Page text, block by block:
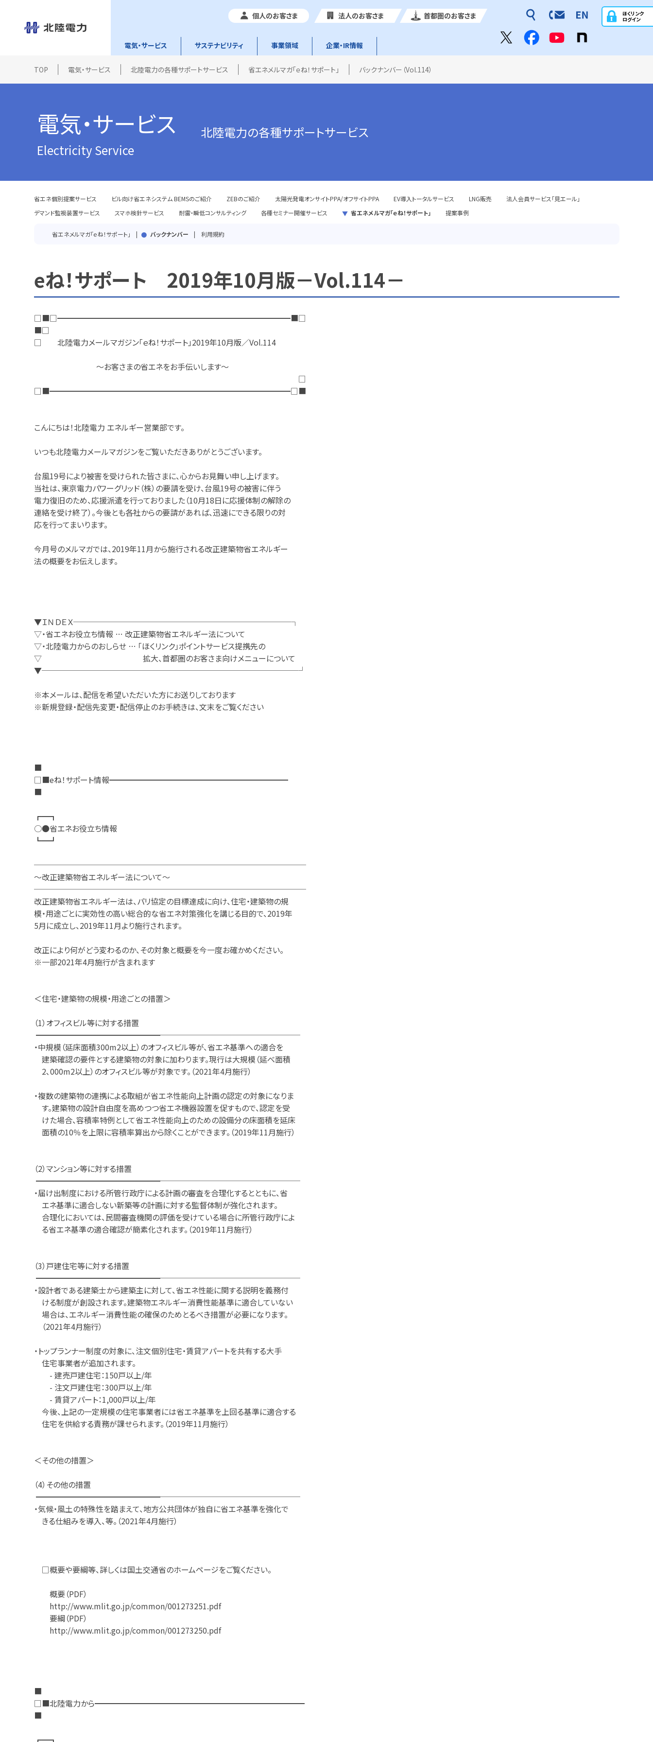
個人のお客さま 法人のお客さま 首都圏のお客さま
電気・サービス サステナビリティ 事業領域 企業・IR情報
ほくリンク
ログイン
TOP 電気・サービス 北陸電力の各種サポートサービス 省エネメルマガ「ｅね！サポート」 バックナンバー（Vol.114）
電気・サービス
Electricity Service
北陸電力の各種サポートサービス
省エネ個別提案サービス ビル向け省エネシステム BEMSのご紹介 ZEBのご紹介 太陽光発電オンサイトPPA/オフサイトPPA EV導入トータルサービス LNG販売
法人会員サービス「見エール」
デマンド監視装置サービス
スマホ検針サービス 耐雷・瞬低コンサルティング 各種セミナー開催サービス 省エネメルマガ「ｅね！サポート」 提案事例
省エネメルマガ「ｅね！サポート」 バックナンバー 利用規約
eね！サポート 2019年10月版－Vol.114－
□■□━━━━━━━━━━━━━━━━━━━━━━━━━━━━━━■□
■□
□ 北陸電力メールマガジン「ｅね！サポート」2019年10月版／Vol.114
～お客さまの省エネをお手伝いします～
□
□■━━━━━━━━━━━━━━━━━━━━━━━━━━━━━━━□■
こんにちは！北陸電力 エネルギー営業部です。
いつも北陸電力メールマガジンをご覧いただきありがとうございます。
台風19号により被害を受けられた皆さまに、心からお見舞い申し上げます。
当社は、東京電力パワーグリッド（株）の要請を受け、台風19号の被害に伴う
電力復旧のため、応援派遣を行っておりました（10月18日に応援体制の解除の
連絡を受け終了）。今後とも各社からの要請があれば、迅速にできる限りの対
応を行ってまいります。
今月号のメルマガでは、2019年11月から施行される改正建築物省エネルギー
法の概要をお伝えします。
▼ＩＮＤＥＸ────────────────────────────┐
▽・省エネお役立ち情報 … 改正建築物省エネルギー法について
▽・北陸電力からのおしらせ … 「ほくリンク」ポイントサービス提携先の
▽ 拡大、首都圏のお客さま向けメニューについて
▼─────────────────────────────────┘
※本メールは、配信を希望いただいた方にお送りしております
※新規登録・配信先変更・配信停止のお手続きは、文末をご覧ください
■
□■eね！サポート情報━━━━━━━━━━━━━━━━━━━━━━━
■
┏━┓
○●省エネお役立ち情報
┗━┛
───────────────────────────────────
～改正建築物省エネルギー法について～
───────────────────────────────────
改正建築物省エネルギー法は、パリ協定の目標達成に向け、住宅・建築物の規
模・用途ごとに実効性の高い総合的な省エネ対策強化を講じる目的で、2019年
5月に成立し、2019年11月より施行されます。
改正により何がどう変わるのか、その対象と概要を今一度お確かめください。
※一部2021年4月施行が含まれます
＜住宅・建築物の規模・用途ごとの措置＞
（1）オフィスビル等に対する措置
━━━━━━━━━━━━━━━━──────────────────
・中規模（延床面積300m2以上）のオフィスビル等が、省エネ基準への適合を
建築確認の要件とする建築物の対象に加わります。現行は大規模（延べ面積
2､000m2以上）のオフィスビル等が対象です。（2021年4月施行）
・複数の建築物の連携による取組が省エネ性能向上計画の認定の対象になりま
す。建築物の設計自由度を高めつつ省エネ機器設置を促すもので、認定を受
けた場合、容積率特例として省エネ性能向上のための設備分の床面積を延床
面積の10％を上限に容積率算出から除くことができます。（2019年11月施行）
（2）マンション等に対する措置
━━━━━━━━━━━━━━━━──────────────────
・届け出制度における所管行政庁による計画の審査を合理化するとともに、省
エネ基準に適合しない新築等の計画に対する監督体制が強化されます。
合理化においては、民間審査機関の評価を受けている場合に所管行政庁によ
る省エネ基準の適合確認が簡素化されます。（2019年11月施行）
（3）戸建住宅等に対する措置
━━━━━━━━━━━━━━━━──────────────────
・設計者である建築士から建築主に対して、省エネ性能に関する説明を義務付
ける制度が創設されます。建築物エネルギー消費性能基準に適合していない
場合は、エネルギー消費性能の確保のためとるべき措置が必要になります。
（2021年4月施行）
・トップランナー制度の対象に、注文個別住宅・賃貸アパートを共有する大手
住宅事業者が追加されます。
- 建売戸建住宅：150戸以上/年
- 注文戸建住宅：300戸以上/年
- 賃貸アパート：1,000戸以上/年
今後、上記の一定規模の住宅事業者には省エネ基準を上回る基準に適合する
住宅を供給する責務が課せられます。（2019年11月施行）
＜その他の措置＞
（4）その他の措置
━━━━━━━━━━━━━━━━──────────────────
・気候・風土の特殊性を踏まえて、地方公共団体が独自に省エネ基準を強化で
きる仕組みを導入、等。（2021年4月施行）
□概要や要綱等、詳しくは国土交通省のホームページをご覧ください。
概要（PDF）
http://www.mlit.go.jp/common/001273251.pdf
要綱（PDF）
http://www.mlit.go.jp/common/001273250.pdf
■
□■北陸電力から━━━━━━━━━━━━━━━━━━━━━━━━━━━
■
┏━┓